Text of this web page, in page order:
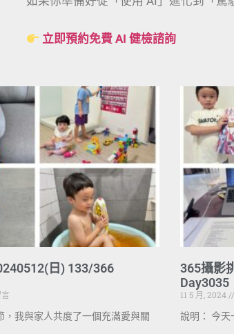
立即預約免費 AI 健檢諮詢
日) 133/366
，我與家人共度了一個充滿愛與關
365攝影
Day3035
11 5 月, 2024
說明： 今天